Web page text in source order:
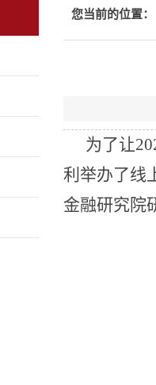
您当前的位置：
为了让
利举办了线
金融研究院